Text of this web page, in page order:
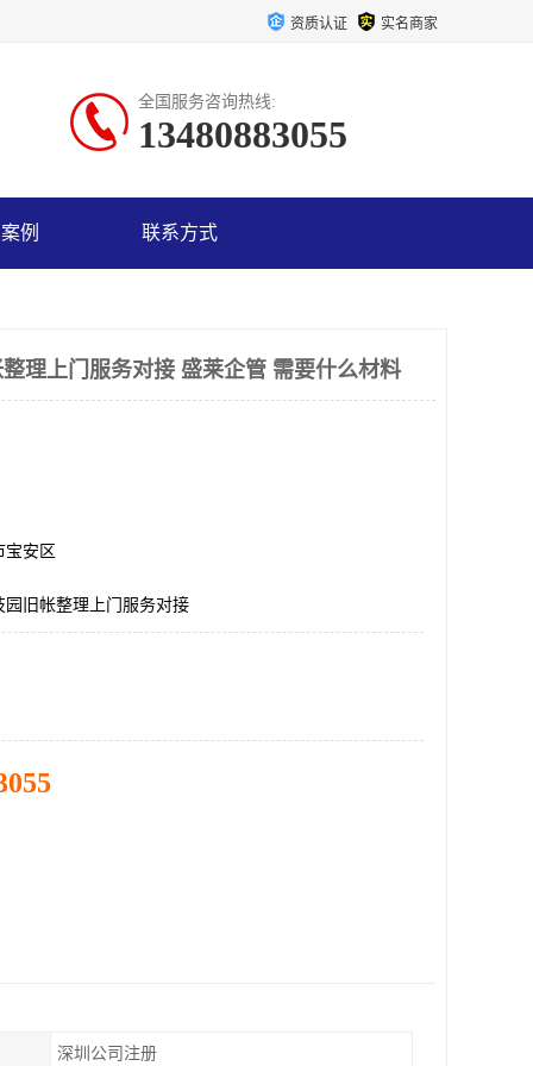
资质认证 实名商家
全国服务咨询热线:
13480883055
例 联系方式
理上门服务对接 盛莱企管 需要什么材料
宝安区
园旧帐整理上门服务对接
深圳公司注册